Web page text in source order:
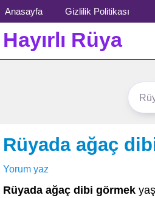
Menü
Anasayfa Gizlilik Politikası
Hayırlı Rüya
Rüyada ağaç
Yorum yaz
Rüyada ağaç dibi görmek